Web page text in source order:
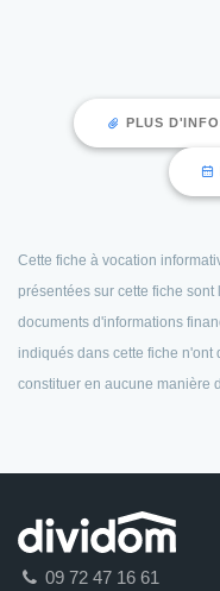
PLUS
Cette fiche à vocation
présentées sur cette fiche
documents d'informations
indiqués dans cette fiche
constituer en aucune manière
09 72 47 16 61